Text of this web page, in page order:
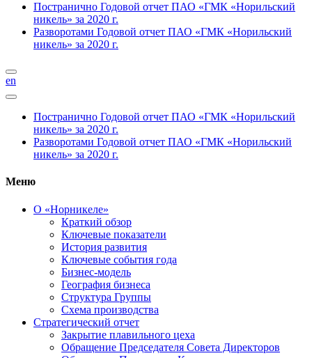
Постранично Годовой отчет ПАО «ГМК «Норильский
никель» за 2020 г.
Разворотами Годовой отчет ПАО «ГМК «Норильский
никель» за 2020 г.
en
Постранично Годовой отчет ПАО «ГМК «Норильский
никель» за 2020 г.
Разворотами Годовой отчет ПАО «ГМК «Норильский
никель» за 2020 г.
Меню
О «Норникеле»
Краткий обзор
Ключевые показатели
История развития
Ключевые события года
Бизнес-модель
География бизнеса
Структура Группы
Схема производства
Стратегический отчет
Закрытие плавильного цеха
Обращение Председателя Совета Директоров